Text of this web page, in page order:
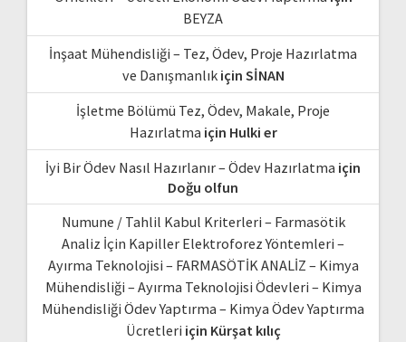
BEYZA
İnşaat Mühendisliği – Tez, Ödev, Proje Hazırlatma
ve Danışmanlıkiçin SİNAN
İşletme Bölümü Tez, Ödev, Makale, Proje
Hazırlatma için Hulki er
İyi Bir Ödev Nasıl Hazırlanır – Ödev Hazırlatma için
Doğu olfun
Numune / Tahlil Kabul Kriterleri – Farmasötik
Analiz İçin Kapiller Elektroforez Yöntemleri –
Ayırma Teknolojisi – FARMASÖTİK ANALİZ – Kimya
Mühendisliği – Ayırma Teknolojisi Ödevleri – Kimya
Mühendisliği Ödev Yaptırma – Kimya Ödev Yaptırma
Ücretleri için Kürşat kılıç